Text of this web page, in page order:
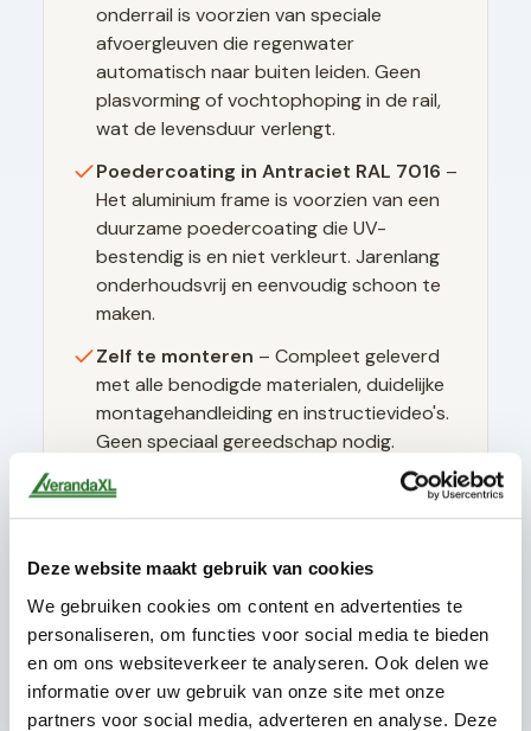
Deze website maakt gebruik van cookies
We gebruiken cookies om content en advertenties te
personaliseren, om functies voor social media te bieden
en om ons websiteverkeer te analyseren. Ook delen we
informatie over uw gebruik van onze site met onze
partners voor social media, adverteren en analyse. Deze
onderrail is voorzien van speciale
afvoergleuven die regenwater
automatisch naar buiten leiden. Geen
plasvorming of vochtophoping in de rail,
wat de levensduur verlengt.
Poedercoating in Antraciet RAL 7016 –
Het aluminium frame is voorzien van een
duurzame poedercoating die UV-
bestendig is en niet verkleurt. Jarenlang
onderhoudsvrij en eenvoudig schoon te
maken.
Zelf te monteren – Compleet geleverd
met alle benodigde materialen, duidelijke
montagehandleiding en instructievideo's.
Geen speciaal gereedschap nodig.
Technische specificaties
Glasdikte
10mm gehard (ESG)
Glastype
Helder glas
Geslepen (niet scherp)
Profielmateriaal
Aluminium 6063-T6